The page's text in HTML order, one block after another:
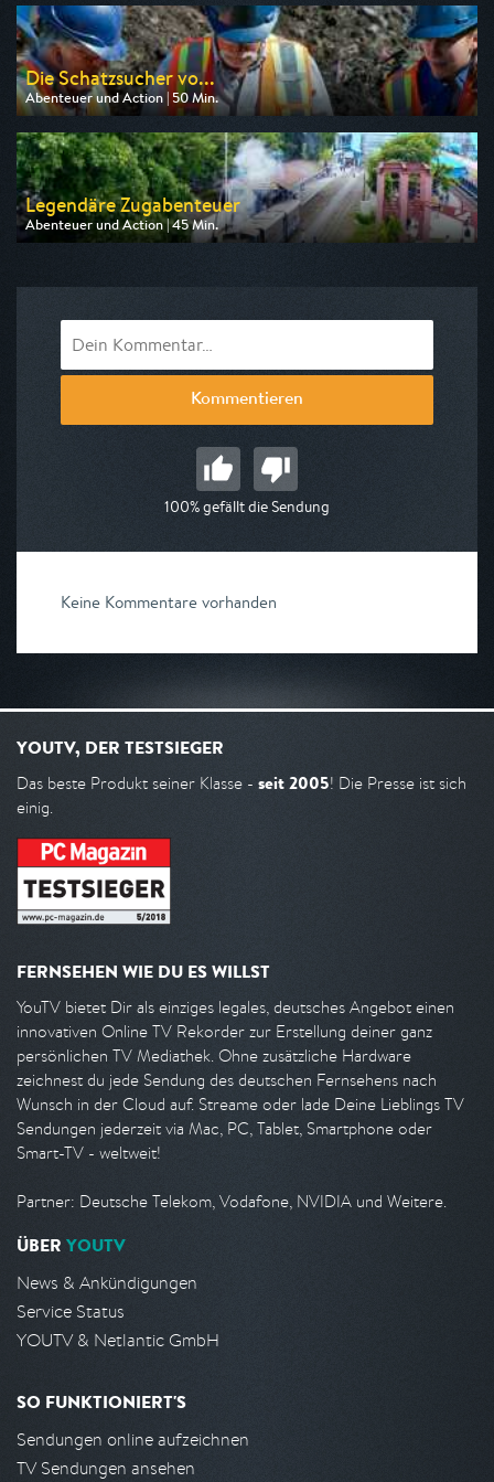
am 15.08.2026, 00:20
Die Schatzsucher vo...
Abenteuer und Action | 50 Min.
Ausgestrahlt von Kabel eins Doku
am 09.08.2026, 18:35
Legendäre Zugabenteuer
Abenteuer und Action | 45 Min.
Ausgestrahlt von Phoenix
Kommentieren
100% gefällt die Sendung
Keine Kommentare vorhanden
YOUTV, DER TESTSIEGER
Das beste Produkt seiner Klasse - seit 2005! Die Presse ist sich
einig.
FERNSEHEN WIE DU ES WILLST
YouTV bietet Dir als einziges legales, deutsches Angebot einen
innovativen Online TV Rekorder zur Erstellung deiner ganz
persönlichen TV Mediathek. Ohne zusätzliche Hardware
zeichnest du jede Sendung des deutschen Fernsehens nach
Wunsch in der Cloud auf. Streame oder lade Deine Lieblings TV
Sendungen jederzeit via Mac, PC, Tablet, Smartphone oder
Smart-TV - weltweit!
Partner: Deutsche Telekom, Vodafone, NVIDIA und Weitere.
ÜBER YOUTV
News & Ankündigungen
Service Status
YOUTV & Netlantic GmbH
SO FUNKTIONIERT'S
Sendungen online aufzeichnen
TV Sendungen ansehen